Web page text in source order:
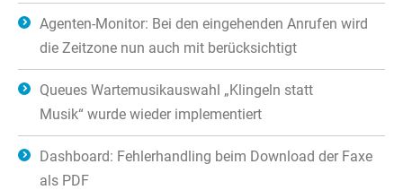
Agenten-Monitor: Bei den eingehenden Anrufen wird
die Zeitzone nun auch mit berücksichtigt
Queues Wartemusikauswahl „Klingeln statt
Musik“ wurde wieder implementiert
Dashboard: Fehlerhandling beim Download der Faxe
als PDF